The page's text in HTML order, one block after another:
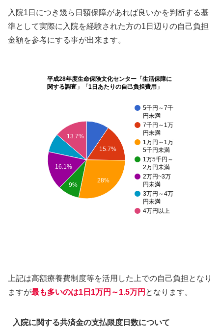
入院1日につき幾ら日額保障があれば良いかを判断する基
準として実際に入院を経験された方の1日辺りの自己負担
金額を参考にする事が出来ます。
平成28年度生命保険文化センター「生活保障に
関する調査」「1日あたりの自己負担費用」
5千円～7千
円未満
7千円～1万
円未満
1万円～1万
5千円未満
1万5千円～
2万円未満
2万円~3万
円未満
3万円～4万
円未満
4万円以上
15.7%
13.7%
16.1%
9%
28%
上記は高額療養費制度等を活用した上での自己負担となり
ますが最も多いのは1日1万円～1.5万円 となります。
入院に関する共済金の支払限度日数について